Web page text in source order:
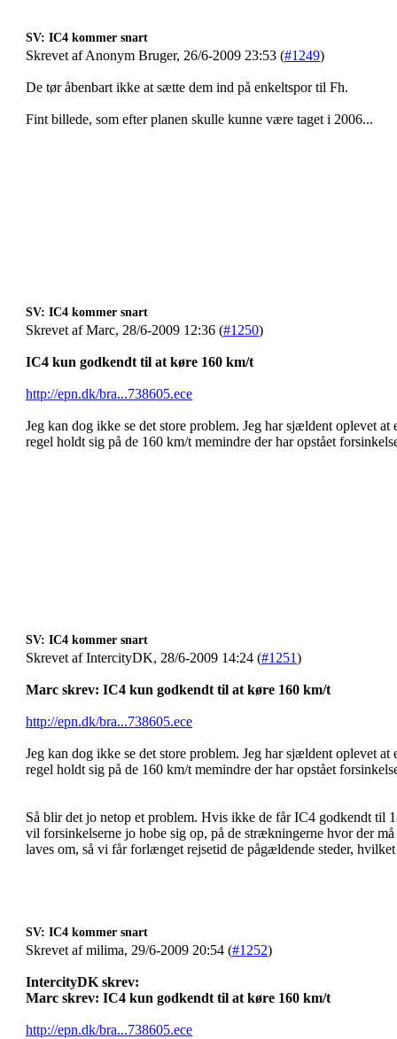
SV: IC4 kommer snart
Skrevet af Anonym Bruger, 26/6-2009 23:53 (#1249)
De tør åbenbart ikke at sætte dem ind på enkeltspor til Fh.
Fint billede, som efter planen skulle kunne være taget i 2006...
SV: IC4 kommer snart
Skrevet af Marc, 28/6-2009 12:36 (#1250)
IC4 kun godkendt til at køre 160 km/t
http://epn.dk/bra...738605.ece
Jeg kan dog ikke se det store problem. Jeg har sjældent oplevet
regel holdt sig på de 160 km/t memindre der har opstået
SV: IC4 kommer snart
Skrevet af IntercityDK, 28/6-2009 14:24 (#1251)
Marc skrev: IC4 kun godkendt til at køre 160 km/t
http://epn.dk/bra...738605.ece
Jeg kan dog ikke se det store problem. Jeg har sjældent oplevet
regel holdt sig på de 160 km/t memindre der har opstået
Så blir det jo netop et problem. Hvis ikke de får IC4 godkendt til
vil forsinkelserne jo hobe sig op, på de strækningerne hvor der
laves om, så vi får forlænget rejsetid de pågældende steder,
SV: IC4 kommer snart
Skrevet af milima, 29/6-2009 20:54 (#1252)
IntercityDK skrev:
Marc skrev: IC4 kun godkendt til at køre 160 km/t
http://epn.dk/bra...738605.ece